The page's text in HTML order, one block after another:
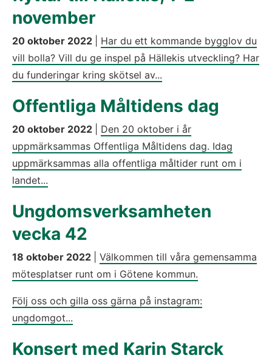
november
20 oktober 2022
Har du ett kommande bygglov du
vill bolla? Vill du ge inspel på Hällekis utveckling? Har
du funderingar kring skötsel av...
Offentliga Måltidens dag
20 oktober 2022
Den 20 oktober i år
uppmärksammas Offentliga Måltidens dag. Idag
uppmärksammas alla offentliga måltider runt om i
landet...
Ungdomsverksamheten
vecka 42
18 oktober 2022
Välkommen till våra gemensamma
mötesplatser runt om i Götene kommun.
Följ oss och gilla oss gärna på instagram:
ungdomgot...
Konsert med Karin Starck